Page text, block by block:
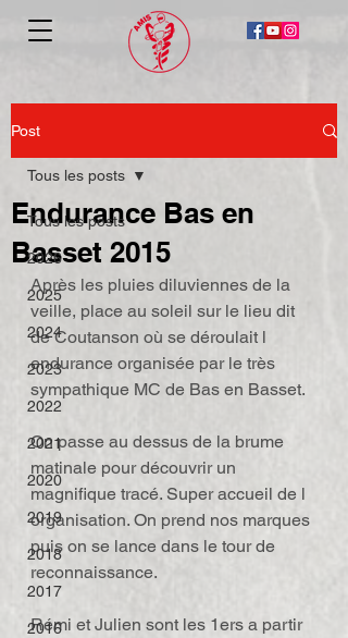
Post
Tous les posts
2026
2025
2024
2023
2022
2021
2020
2019
2018
2017
2016
Tous les posts
Endurance Bas en
Basset 2015
Après les pluies diluviennes de la
veille, place au soleil sur le lieu dit
de Coutanson où se déroulait l
endurance organisée par le très
sympathique MC de Bas en Basset.
On passe au dessus de la brume
matinale pour découvrir un
magnifique tracé. Super accueil de l
organisation. On prend nos marques
puis on se lance dans le tour de
reconnaissance.
Rémi et Julien sont les 1ers a partir